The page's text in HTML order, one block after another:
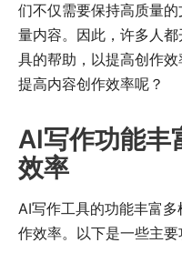
们不仅需要保持高质量
量内容。因此，许多人
具的帮助，以提高创作
提高内容创作效率呢？
AI写作功能丰
效率
AI写作工具的功能丰富
作效率。以下是一些主要